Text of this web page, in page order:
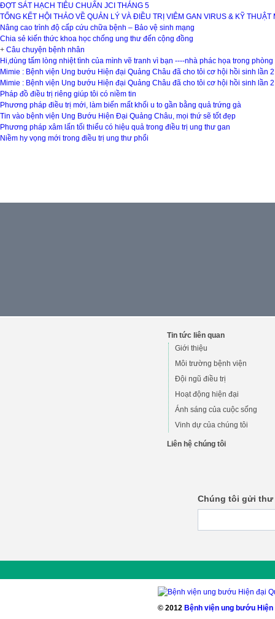
ĐỢT SÁT HẠCH TIÊU CHUẨN JCI THÁNG 5
TỔNG KẾT HỘI THẢO VỀ QUẢN LÝ VÀ ĐIỀU TRỊ VIÊM GAN VIRUS & KỸ
Nâng cao trình độ cấp cứu chữa bệnh – Bảo vệ sinh mạng
Chia sẻ kiến thức khoa học chống ung thư đến cộng đồng
+ Câu chuyện bệnh nhân
Hi,dùng tấm lòng nhiệt tình của mình vẽ tranh vì bạn ----nhà phác họa trong
Mimie : Bệnh viện Ung bướu Hiện đại Quảng Châu đã cho tôi cơ hội hồi sinh lần 2
Mimie : Bệnh viện Ung bướu Hiện đại Quảng Châu đã cho tôi cơ hội hồi sinh lần 2
Pháp đồ điều trị riêng giúp tôi có niềm tin
Phương pháp điều trị mới, làm biến mất khối u to gần bằng quả trứng gà
Tin vào bệnh viện Ung Bướu Hiện Đại Quảng Châu, mọi thứ sẽ tốt đẹp
Phương pháp xâm lấn tối thiểu có hiệu quả trong điều trị ung thư gan
Niềm hy vọng mới trong điều trị ung thư phổi
Tin tức liên quan
Giới thiệu
Môi trường bệnh viện
Đội ngũ điều trị
Hoạt động hiện đại
Ánh sáng của cuộc sống
Vinh dự của chúng tôi
Liên hệ chúng tôi
Chúng tôi gửi
© 2012 Bệnh viện ung bướu